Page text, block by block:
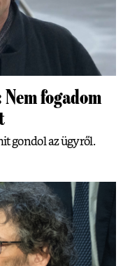
fogadom
gondol az ügyről.